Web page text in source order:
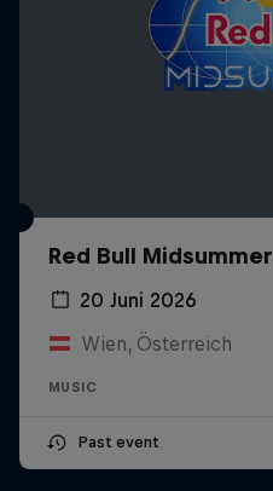
Red Bull Midsummer
20 Juni 2026
Wien, Österreich
MUSIC
Past event